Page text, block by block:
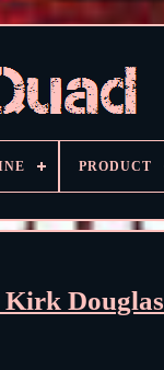
PRODUCT
Kirk Douglas